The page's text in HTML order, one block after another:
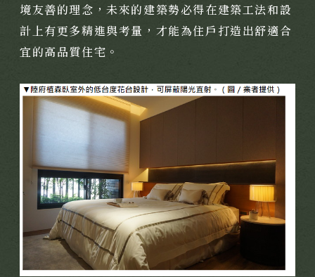
境友善的理念，未來的建築勢必得在建築工法和設
計上有更多精進與考量，才能為住戶打造出舒適合
宜的高品質住宅。